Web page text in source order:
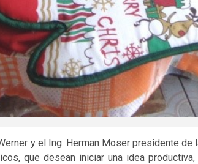
y el Ing. Herman Moser presidente
que desean iniciar una idea